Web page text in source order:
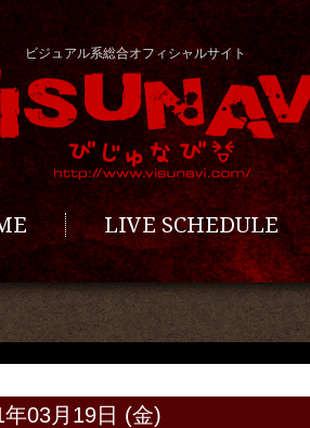
ビジュアル系総合オフィシャルサイト
LIVE SCHEDULE
年03月19日 (金)